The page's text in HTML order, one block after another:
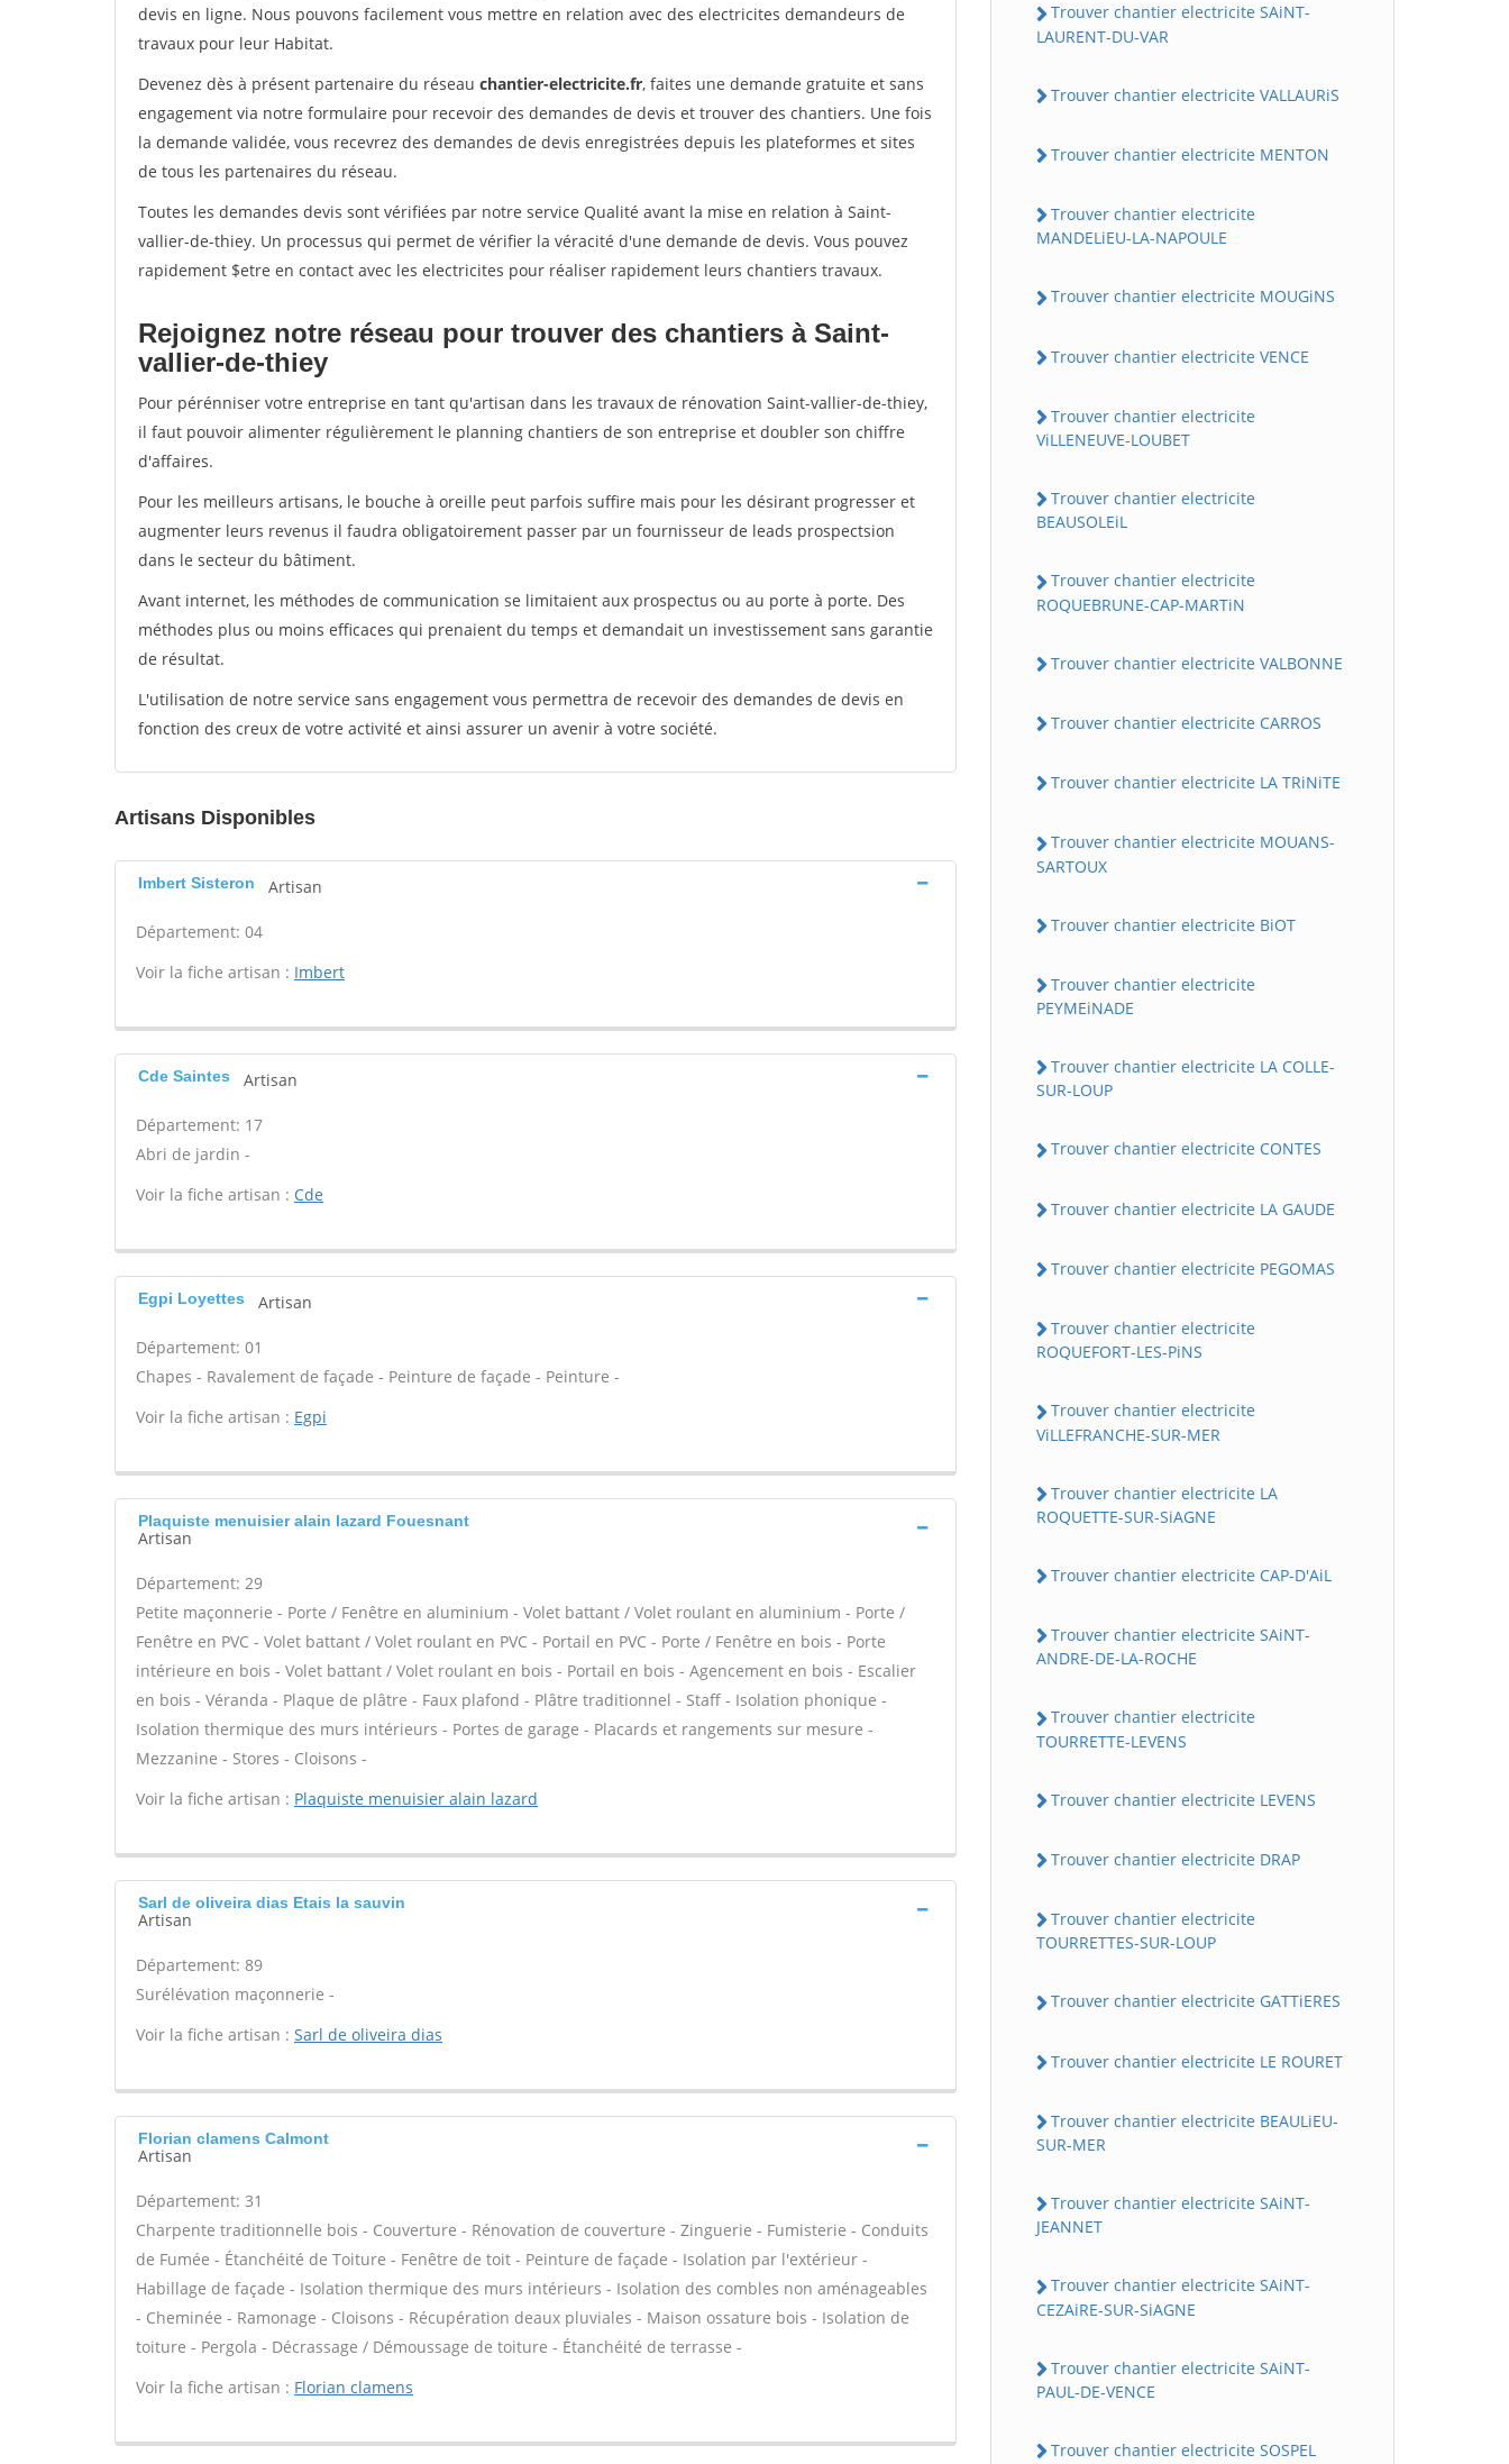
devis en ligne. Nous pouvons facilement vous mettre en relation avec des electricites demandeurs de
travaux pour leur Habitat.
Devenez dès à présent partenaire du réseau chantier-electricite.fr, faites une demande gratuite et sans
engagement via notre formulaire pour recevoir des demandes de devis et trouver des chantiers. Une fois
la demande validée, vous recevrez des demandes de devis enregistrées depuis les plateformes et sites
de tous les partenaires du réseau.
Toutes les demandes devis sont vérifiées par notre service Qualité avant la mise en relation à Saint-
vallier-de-thiey. Un processus qui permet de vérifier la véracité d'une demande de devis. Vous pouvez
rapidement $etre en contact avec les electricites pour réaliser rapidement leurs chantiers travaux.
Rejoignez notre réseau pour trouver des chantiers à Saint-
vallier-de-thiey
Pour pérénniser votre entreprise en tant qu'artisan dans les travaux de rénovation Saint-vallier-de-thiey,
il faut pouvoir alimenter régulièrement le planning chantiers de son entreprise et doubler son chiffre
d'affaires.
Pour les meilleurs artisans, le bouche à oreille peut parfois suffire mais pour les désirant progresser et
augmenter leurs revenus il faudra obligatoirement passer par un fournisseur de leads prospectsion
dans le secteur du bâtiment.
Avant internet, les méthodes de communication se limitaient aux prospectus ou au porte à porte. Des
méthodes plus ou moins efficaces qui prenaient du temps et demandait un investissement sans garantie
de résultat.
L'utilisation de notre service sans engagement vous permettra de recevoir des demandes de devis en
fonction des creux de votre activité et ainsi assurer un avenir à votre société.
Artisans Disponibles
Imbert Sisteron Artisan
Département: 04
Voir la fiche artisan : Imbert
Cde Saintes Artisan
Département: 17
Abri de jardin -
Voir la fiche artisan : Cde
Egpi Loyettes Artisan
Département: 01
Chapes - Ravalement de façade - Peinture de façade - Peinture -
Voir la fiche artisan : Egpi
Plaquiste menuisier alain lazard Fouesnant
Artisan
Département: 29
Petite maçonnerie - Porte / Fenêtre en aluminium - Volet battant / Volet roulant en aluminium - Porte /
Fenêtre en PVC - Volet battant / Volet roulant en PVC - Portail en PVC - Porte / Fenêtre en bois - Porte
intérieure en bois - Volet battant / Volet roulant en bois - Portail en bois - Agencement en bois - Escalier
en bois - Véranda - Plaque de plâtre - Faux plafond - Plâtre traditionnel - Staff - Isolation phonique -
Isolation thermique des murs intérieurs - Portes de garage - Placards et rangements sur mesure -
Mezzanine - Stores - Cloisons -
Voir la fiche artisan : Plaquiste menuisier alain lazard
Sarl de oliveira dias Etais la sauvin
Artisan
Département: 89
Surélévation maçonnerie -
Voir la fiche artisan : Sarl de oliveira dias
Florian clamens Calmont
Artisan
Département: 31
Charpente traditionnelle bois - Couverture - Rénovation de couverture - Zinguerie - Fumisterie - Conduits
de Fumée - Étanchéité de Toiture - Fenêtre de toit - Peinture de façade - Isolation par l'extérieur -
Habillage de façade - Isolation thermique des murs intérieurs - Isolation des combles non aménageables
- Cheminée - Ramonage - Cloisons - Récupération deaux pluviales - Maison ossature bois - Isolation de
toiture - Pergola - Décrassage / Démoussage de toiture - Étanchéité de terrasse -
Voir la fiche artisan : Florian clamens
Trouver chantier electricite SAiNT-
LAURENT-DU-VAR
Trouver chantier electricite VALLAURiS
Trouver chantier electricite MENTON
Trouver chantier electricite
MANDELiEU-LA-NAPOULE
Trouver chantier electricite MOUGiNS
Trouver chantier electricite VENCE
Trouver chantier electricite
ViLLENEUVE-LOUBET
Trouver chantier electricite
BEAUSOLEiL
Trouver chantier electricite
ROQUEBRUNE-CAP-MARTiN
Trouver chantier electricite VALBONNE
Trouver chantier electricite CARROS
Trouver chantier electricite LA TRiNiTE
Trouver chantier electricite MOUANS-
SARTOUX
Trouver chantier electricite BiOT
Trouver chantier electricite
PEYMEiNADE
Trouver chantier electricite LA COLLE-
SUR-LOUP
Trouver chantier electricite CONTES
Trouver chantier electricite LA GAUDE
Trouver chantier electricite PEGOMAS
Trouver chantier electricite
ROQUEFORT-LES-PiNS
Trouver chantier electricite
ViLLEFRANCHE-SUR-MER
Trouver chantier electricite LA
ROQUETTE-SUR-SiAGNE
Trouver chantier electricite CAP-D'AiL
Trouver chantier electricite SAiNT-
ANDRE-DE-LA-ROCHE
Trouver chantier electricite
TOURRETTE-LEVENS
Trouver chantier electricite LEVENS
Trouver chantier electricite DRAP
Trouver chantier electricite
TOURRETTES-SUR-LOUP
Trouver chantier electricite GATTiERES
Trouver chantier electricite LE ROURET
Trouver chantier electricite BEAULiEU-
SUR-MER
Trouver chantier electricite SAiNT-
JEANNET
Trouver chantier electricite SAiNT-
CEZAiRE-SUR-SiAGNE
Trouver chantier electricite SAiNT-
PAUL-DE-VENCE
Trouver chantier electricite SOSPEL